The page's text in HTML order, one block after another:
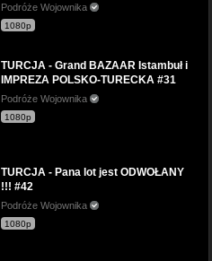
Podróże Wojownika
1080p
TURCJA - Grand BAZAAR Istambuł i
IMPREZA POLSKO-TURECKA #31
Podróże Wojownika
1080p
TURCJA - Pana lot jest ODWOŁANY
!!! #42
Podróże Wojownika
1080p